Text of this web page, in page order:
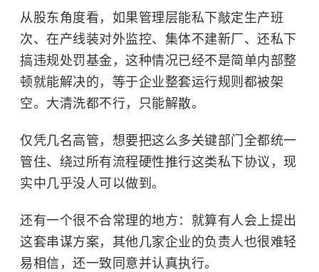
从股东角度看，如果管理层能私下敲定生产班
次、在产线装对外监控、集体不建新厂、还私下
搞违规处罚基金，这种情况已经不是简单内部整
顿就能解决的，等于企业整套运行规则都被架
空。大清洗都不行，只能解散。
仅凭几名高管，想要把这么多关键部门全都统一
管住、绕过所有流程硬性推行这类私下协议，现
实中几乎没人可以做到。
还有一个很不合常理的地方：就算有人会上提出
这套串谋方案，其他几家企业的负责人也很难轻
易相信，还一致同意并认真执行。